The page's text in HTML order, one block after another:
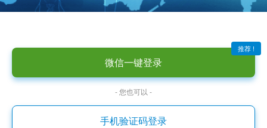
推荐 !
微信一键登录
- 您也可以 -
手机验证码登录